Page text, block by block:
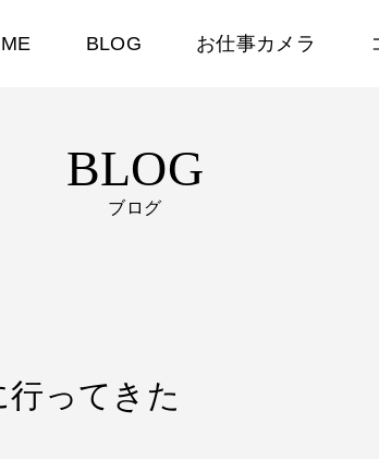
BLOG お仕事カメラ
BLOG
ブログ
ってきた